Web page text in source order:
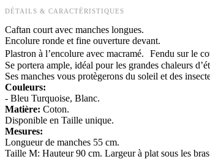
DÉTAILS & CARACTÉRISTIQUES
Caftan court avec manches longues.
Encolure ronde et fine ouverture devant.
Plastron à l’encolure avec macramé. Fendu sur le
Se portera ample, idéal pour les grandes chaleurs
Ses manches vous protègerons du soleil et des
Couleurs:
- Bleu Turquoise, Blanc.
Matière: Coton.
Disponible en Taille unique.
Mesures:
Longueur de manches 55 cm.
Taille M: Hauteur 90 cm. Largeur à plat sous les